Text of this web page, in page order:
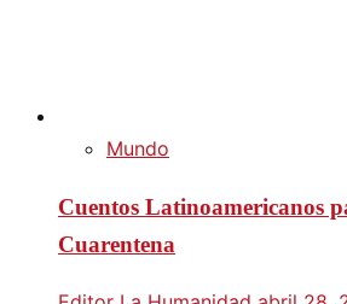
Mundo
Cuentos Latinoamericanos
Cuarentena